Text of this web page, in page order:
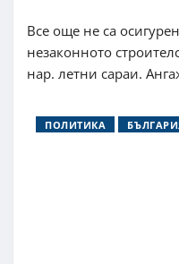
Все още не са
незаконното
нар. летни сараи.
ПОЛИТИКА